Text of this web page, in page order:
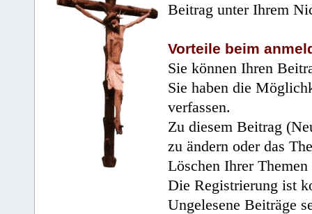
Beitrag unter Ihrem
Vorteile beim
Sie können Ihren
Sie haben die
verfassen.
Zu diesem Beitrag
zu ändern oder das
Löschen Ihrer
Die Registrierung ist
Ungelesene Beiträge